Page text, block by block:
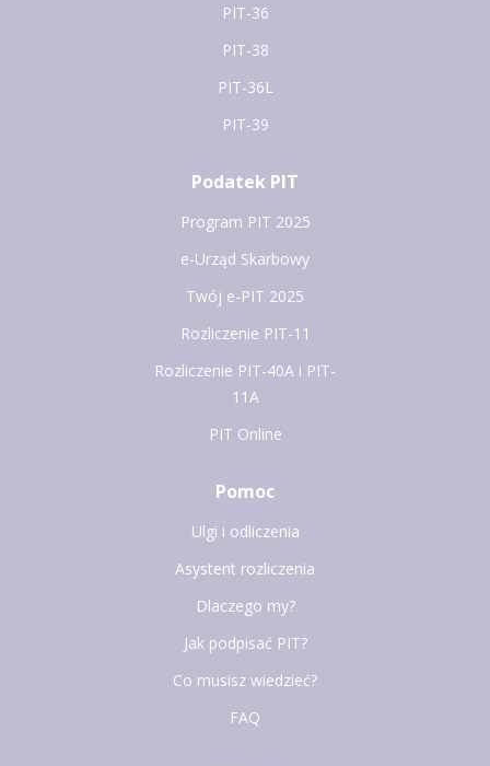
PIT-36
PIT-38
PIT-36L
PIT-39
Podatek PIT
Program PIT 2025
e-Urząd Skarbowy
Twój e-PIT 2025
Rozliczenie PIT-11
Rozliczenie PIT-40A i PIT-
11A
PIT Online
Pomoc
Ulgi i odliczenia
Asystent rozliczenia
Dlaczego my?
Jak podpisać PIT?
Co musisz wiedzieć?
FAQ